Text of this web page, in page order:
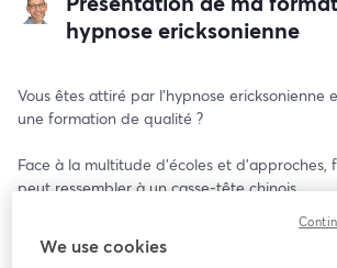
hypnose ericksonienne
Vous êtes attiré par l'hypnose ericksonienne
une formation de qualité ?
Face à la multitude d'écoles et d'approches,
peut ressembler à un casse-tête chinois.
Cette session de présentation vous
détail, ma formation en hypnose
We use cookies